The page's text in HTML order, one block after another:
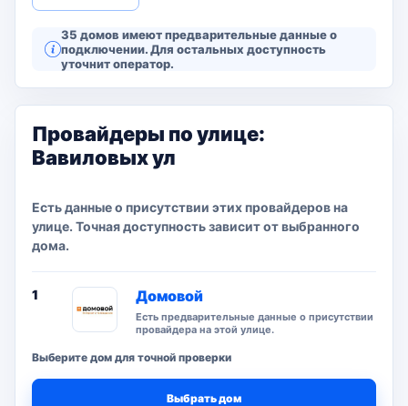
35 домов имеют предварительные данные о
подключении. Для остальных доступность
уточнит оператор.
Провайдеры по улице:
Вавиловых ул
Есть данные о присутствии этих провайдеров на
улице. Точная доступность зависит от выбранного
дома.
1 Домовой
Есть предварительные данные о присутствии
провайдера на этой улице.
Выберите дом для точной проверки
Выбрать дом